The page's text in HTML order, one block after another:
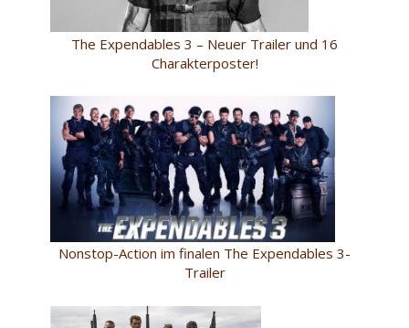
The Expendables 3 – Neuer Trailer und 16
Charakterposter!
Nonstop-Action im finalen The Expendables 3-
Trailer